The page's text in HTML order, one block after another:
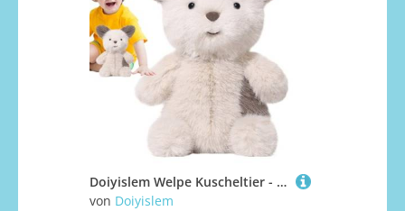
Doiyislem Welpe Kuscheltier - Weicher Niedlicher Plüschhund,Geschenk Für Kinder Mädchen Babys Erwachsene Familie
von Doiyislem